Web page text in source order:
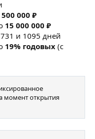
500 000 ₽
15 000 000 ₽
и 1095 дней
19% годовых (с
момент открытия